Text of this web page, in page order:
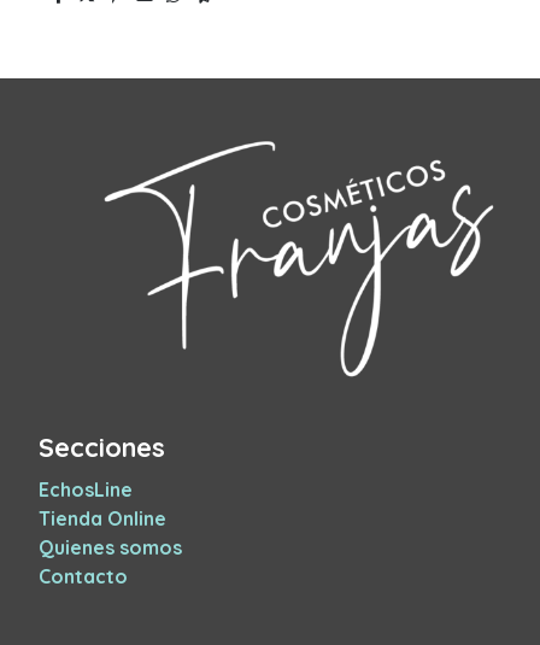
Secciones
EchosLine
Tienda Online
Quienes somos
Contacto